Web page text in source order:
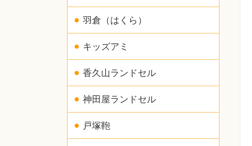
羽倉（はくら）
キッズアミ
香久山ランドセル
神田屋ランドセル
戸塚鞄